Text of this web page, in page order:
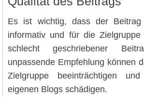
Es ist wichtig, dass der Beitrag
informativ und für die
schlecht geschriebener
unpassende Empfehlung können
Zielgruppe beeinträchtigen
eigenen Blogs schädigen.